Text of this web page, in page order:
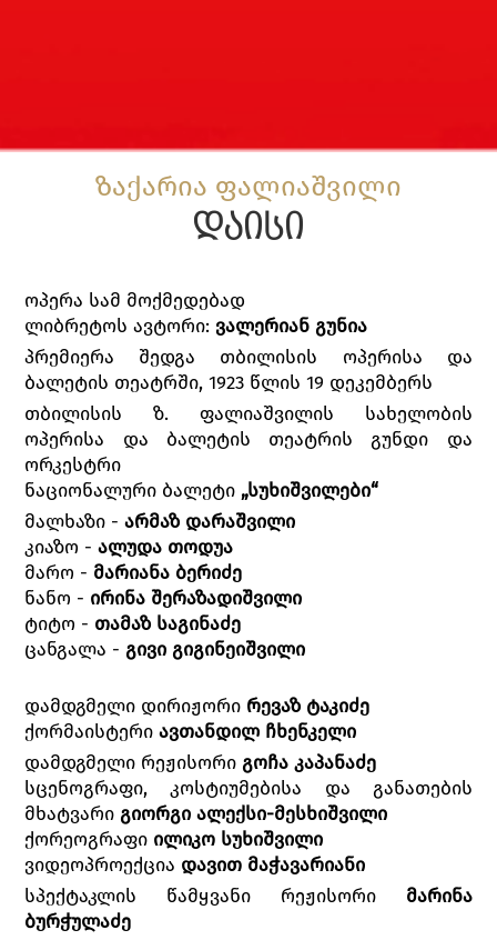
ზაქარია ფალიაშვილი
დაისი
ოპერა სამ მოქმედებად
ლიბრეტოს ავტორი: ვალერიან გუნია
პრემიერა შედგა თბილისის ოპერისა და
ბალეტის თეატრში, 1923 წლის 19 დეკემბერს
თბილისის ზ. ფალიაშვილის სახელობის
ოპერისა და ბალეტის თეატრის გუნდი და
ორკესტრი
ნაციონალური ბალეტი „სუხიშვილები“
მალხაზი -არმაზ დარაშვილი
კიაზო -ალუდა თოდუა
მარო - მარიანა ბერიძე
ნანო - ირინა შერაზადიშვილი
ტიტო - თამაზ საგინაძე
ცანგალა - გივი გიგინეიშვილი
დამდგმელი დირიჟორი რევაზ ტაკიძე
ქორმაისტერიავთანდილ ჩხენკელი
დამდგმელი რეჟისორი გოჩა კაპანაძე
სცენოგრაფი, კოსტიუმებისა და განათების
მხატვარი გიორგი ალექსი-მესხიშვილი
ქორეოგრაფი ილიკო სუხიშვილი
ვიდეოპროექცია დავით მაჭავარიანი
სპექტაკლის წამყვანი რეჟისორი მარინა
ბურჭულაძე